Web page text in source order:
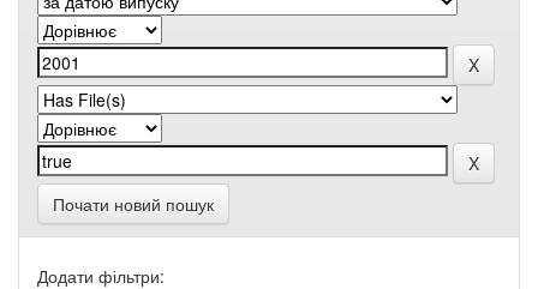
Почати новий пошук
Додати фільтри: